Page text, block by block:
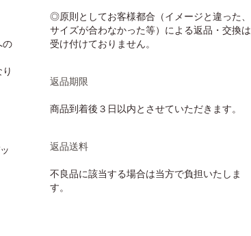
の
◎原則としてお客様都合（イメージと違った、
サイズが合わなかった等）による返品・交換は
受け付けておりません。
返品期限
商品到着後３日以内とさせていただきます。
返品送料
不良品に該当する場合は当方で負担いたしま
す。